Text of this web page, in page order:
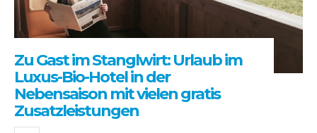
Zu Gast im Stanglwirt: Urlaub im
Luxus-Bio-Hotel in der
Nebensaison mit vielen gratis
Zusatzleistungen